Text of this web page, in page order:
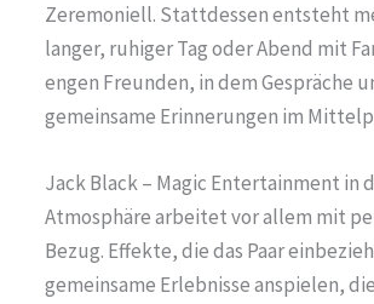
Zeremoniell. Stattdessen entsteht
langer, ruhiger Tag oder Abend mit
engen Freunden, in dem Gespräche
gemeinsame Erinnerungen im
Jack Black – Magic Entertainment in
Atmosphäre arbeitet vor allem mit
Bezug. Effekte, die das Paar
gemeinsame Erlebnisse anspielen,